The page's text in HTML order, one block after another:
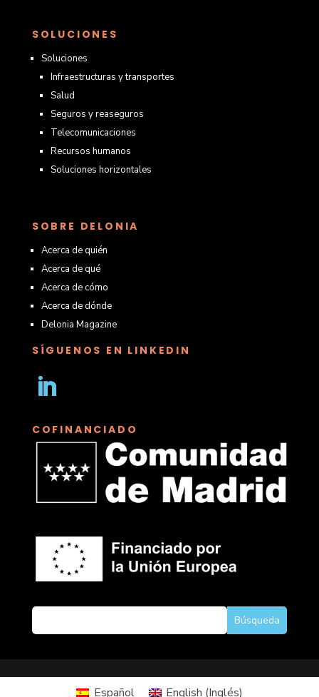
SOLUCIONES
Soluciones
Infraestructuras y transportes
Salud
Seguros y reaseguros
Telecomunicaciones
Recursos humanos
Soluciones horizontales
SOBRE DELONIA
Acerca de quién
Acerca de qué
Acerca de cómo
Acerca de dónde
Delonia Magazine
SÍGUENOS EN LINKEDIN
COFINANCIADO
Español English (Inglés)